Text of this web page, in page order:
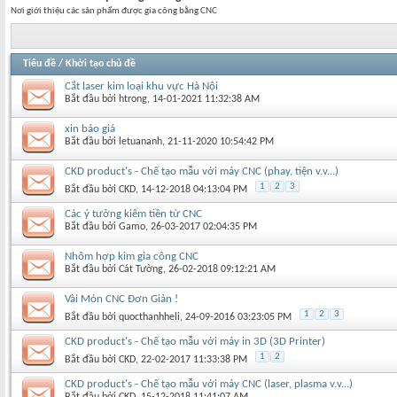
Nơi giới thiệu các sản phẩm được gia công bằng CNC
Tiêu đề / Khởi tạo chủ đề
Cắt laser kim loại khu vực Hà Nội
Bắt đầu bởi htrong‎, 14-01-2021 11:32:38 AM
xin báo giá
Bắt đầu bởi letuananh‎, 21-11-2020 10:54:42 PM
CKD product's - Chế tạo mẫu với máy CNC (phay, tiện v.v...)
Bắt đầu bởi CKD‎, 14-12-2018 04:13:04 PM 1 2 3
Các ý tưởng kiếm tiền từ CNC
Bắt đầu bởi Gamo‎, 26-03-2017 02:04:35 PM
Nhôm hợp kim gia công CNC
Bắt đầu bởi Cát Tường‎, 26-02-2018 09:12:21 AM
Vài Món CNC Đơn Giản !
Bắt đầu bởi quocthanhheli‎, 24-09-2016 03:23:05 PM 1 2 3
CKD product's - Chế tạo mẫu với máy in 3D (3D Printer)
Bắt đầu bởi CKD‎, 22-02-2017 11:33:38 PM 1 2
CKD product's - Chế tạo mẫu với máy CNC (laser, plasma v.v...)